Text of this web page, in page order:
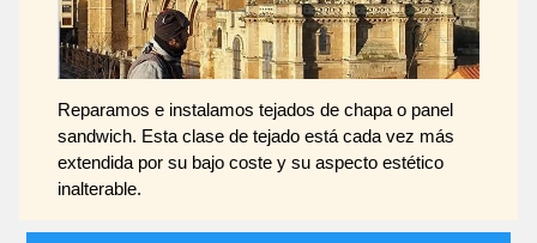
Reparamos e instalamos tejados de chapa o panel
sandwich. Esta clase de tejado está cada vez más
extendida por su bajo coste y su aspecto estético
inalterable.